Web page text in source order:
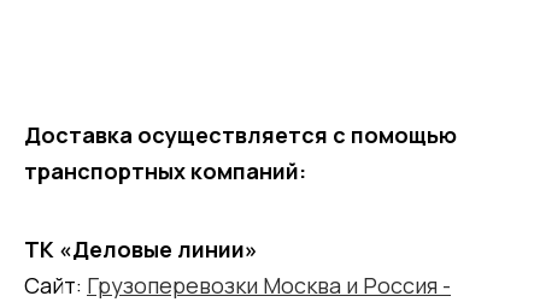
Доставка осуществляется с помощью
транспортных компаний:
ТК «Деловые линии»
Сайт: Грузоперевозки Москва и Россия -